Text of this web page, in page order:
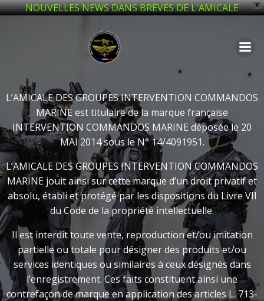
X
NOUVELLES NEWS DANS BREVES DE L'AMICALE
L’AMICALE DES GROUPES INTERVENTION COMMANDOS
MARINE est titulaire de la marque française
INTERVENTION COMMANDOS MARINE déposée le 20
MAI 2014 sous le N° 14/4091951.
L’AMICALE DES GROUPES INTERVENTION COMMANDOS
MARINE jouit ainsi sur cette marque d’un droit privatif et
absolu, établi et protégé par les dispositions du Livre VII
du Code de la propriété intellectuelle.
Il est interdit toute vente, reproduction et/ou imitation
partielle ou totale pour désigner des produits et/ou
services identiques ou similaires à ceux désignés dans
l’enregistrement. Ces faits constituent ainsi une
contrefaçon de marque en application des articles L. 713-